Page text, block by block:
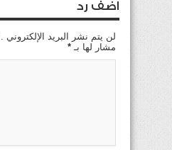
اضف رد
لن يتم نشر البريد
مشار لها بـ *